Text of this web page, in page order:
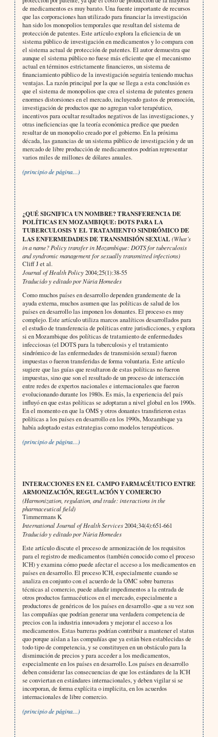
de medicamentos es muy barato. Una fuente importante de recursos
que las corporaciones han utilizado para financiar la investigación
han sido los monopolios temporales que resultan del sistema de
protección de patentes. Este artículo explora la eficiencia de un
sistema público de investigación en medicamentos y lo compara con
el sistema actual de protección de patentes. El autor demuestra que
aunque el sistema público no fuese más eficiente que el mecanismo
actual en términos estrictamente financieros, un sistema de
financiamiento público de la investigación seguiría teniendo muchas
ventajas. La razón principal por la que se llega a esta conclusión es
que el sistema de monopolios que crea el sistema de patentes genera
enormes distorsiones en el mercado, incluyendo gastos de promoción,
investigación de productos que no agregan valor terapéutico,
incentivos para ocultar resultados negativos de las investigaciones, y
otras ineficiencias que la teoría económica predice que pueden
resultar de un monopolio creado por el gobierno. En la próxima
década, las ganancias de un sistema público de investigación y de un
mercado de libre producción de medicamentos podrían representar
varios miles de millones de dólares anuales.
(principio de página…)
¿QUÉ SIGNIFICA UN NOMBRE?TRANSFERENCIA DE
POLÍTICAS EN MOZAMBIQUE: DOTS PARA LA
TUBERCULOSIS Y EL TRATAMIENTO SINDRÓMICO DE
LAS ENFERMEDADES DE TRANSMISIÓN SEXUAL (What’s
in a name? Policy transfer in Mozambique: DOTS for tuberculosis
and syndromic management for sexually transmitted infections)
Cliff J et al.
Journal of Health Policy2004;25(1):38-55
Traducido y editado por Núria Homedes
Como muchos países en desarrollo dependen grandemente de la
ayuda externa, muchos asumen que las políticas de salud de los
países en desarrollo las imponen los donantes. El proceso es muy
complejo. Este artículo utiliza marcos analíticos desarrollados para
el estudio de transferencia de políticas entre jurisdicciones, y explora
si en Mozambique dos políticas de tratamiento de enfermedades
infecciosas (el DOTS para la tuberculosis y el tratamiento
sindrómico de las enfermedades de transmisión sexual) fueron
impuestas o fueron transferidas de forma voluntaria. Este artículo
sugiere que las guías que resultaron de estas políticas no fueron
impuestas, sino que son el resultado de un proceso de interacción
entre redes de expertos nacionales e internacionales que fueron
evolucionando durante los 1980s. Es más, la experiencia del país
influyó en que estas políticas se adoptaran a nivel global en los 1990s.
En el momento en que la OMS y otros donantes transfirieron estas
políticas a los países en desarrollo en los 1990s, Mozambique ya
había adoptado estas estrategias como modelos terapéuticos.
(principio de página…)
INTERACCIONES EN EL CAMPO FARMACÉUTICO ENTRE
ARMONIZACIÓN, REGULACIÓN Y COMERCIO
(Harmonization, regulation, and trade: interactions in the
pharmaceutical field)
Timmermans K
International Journal of Health Services2004;34(4):651-661
Traducido y editado por Núria Homedes
Este artículo discute el proceso de armonización de los requisitos
para el registro de medicamentos (también conocido como el proceso
ICH) y examina cómo puede afectar el acceso a los medicamentos en
países en desarrollo. El proceso ICH, especialmente cuando se
analiza en conjunto con el acuerdo de la OMC sobre barreras
técnicas al comercio, puede añadir impedimentos a la entrada de
otros productos farmacéuticos en el mercado, especialmente a
productores de genéricos de los países en desarrollo -que a su vez son
las compañías que podrían generar una verdadera competencia de
precios con la industria innovadora y mejorar el acceso a los
medicamentos. Estas barreras podrían contribuir a mantener el status
quo porque aíslan a las compañías que ya están bien establecidas de
todo tipo de competencia, y se constituyen en un obstáculo para la
disminución de precios y para acceder a los medicamentos,
especialmente en los países en desarrollo. Los países en desarrollo
deben considerar las consecuencias de que los estándares de la ICH
se conviertan en estándares internacionales, y deben vigilar si se
incorporan, de forma explícita o implícita, en los acuerdos
internacionales de libre comercio.
(principio de página…)